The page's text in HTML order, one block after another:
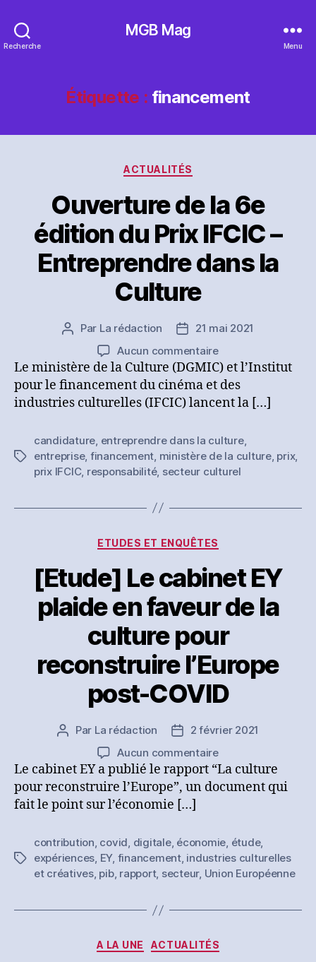
Recherche
MGB Mag
Menu
Étiquette : financement
Catégories
ACTUALITÉS
Ouverture de la 6e
édition du Prix IFCIC –
Entreprendre dans la
Culture
Auteur
l’article
Par La rédaction
Date
l’article
21 mai 2021
Aucun commentairesur
Ouverture
de
du
Prix
IFCIC
Entreprendre
Culture
Le ministère de la Culture (DGMIC) et l’Institut
pour le financement du cinéma et des
industries culturelles (IFCIC) lancent la […]
Étiquettes
candidature entreprendre dans la culture,
entreprise, financement ministère de la culture, prix,
prix IFCIC responsabilité, secteur culturel
Catégories
ETUDES ET ENQUÊTES
[Etude] Le cabinet EY
plaide en faveur de la
culture pour
reconstruire l’Europe
post-COVID
Auteur
l’article
Par La rédaction
Date
l’article
2 février 2021
Aucun commentairesur
[Etude]
Le
en
faveur
de
culture
reconstruire
l’Europe
Le cabinet EY a publié le rapport “La culture
pour reconstruire l’Europe”, un document qui
fait le point sur l’économie […]
Étiquettes
contribution, covid, digitale, économie, étude,
expériences, EY, financement, industries culturelles
et créatives, pib, rapport, secteur, Union Européenne
Catégories
A LA UNE ACTUALITÉS